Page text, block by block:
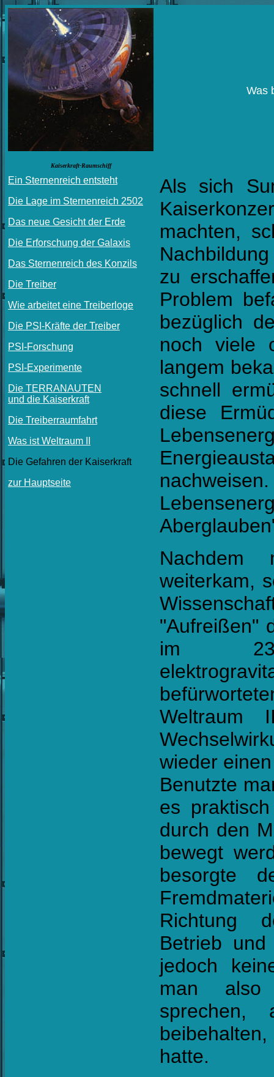
Kaiserkraft-Raumschiff
Was
Ein Sternenreich entsteht
Die Lage im Sternenreich 2502
Das neue Gesicht der Erde
Die Erforschung der Galaxis
Das Sternenreich des Konzils
Die Treiber
Wie arbeitet eine Treiberloge
Die PSI-Kräfte der Treiber
PSI-Forschung
PSI-Experimente
Die TERRANAUTEN
und die Kaiserkraft
Die Treiberraumfahrt
Was ist Weltraum II
Die Gefahren der Kaiserkraft
zur Hauptseite
Als sich
machten,
zu
Problem
bezüglich
noch viele
langem
schnell
diese
weiterkam,
"Aufreißen"
im 23.
Weltraum
wieder
Benutzte
es
durch den
bewegt
besorgte
Richtung
Betrieb
jedoch
man also
sprechen,
hatte.